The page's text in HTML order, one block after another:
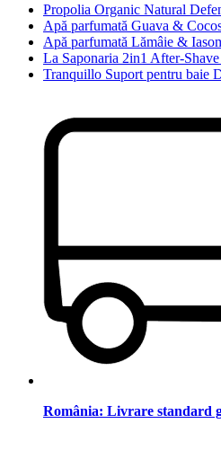
Propolia Organic Natural
Apă parfumată Guava &
Apă parfumată Lămâie &
La Saponaria 2in1 After-
Tranquillo Suport pentru baie
România: Livrare standard